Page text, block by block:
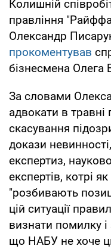
Колишній
правління
Олександр
прокоментував
бізнесмена Олега
За словами
адвокати в
скасування
докази
експертиз,
експертів, котрі
"розбивають
цій ситуації
визнати помилку
що НАБУ не хоче